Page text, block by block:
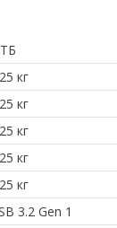
кг
кг
кг
кг
кг
3.2 Gen 1